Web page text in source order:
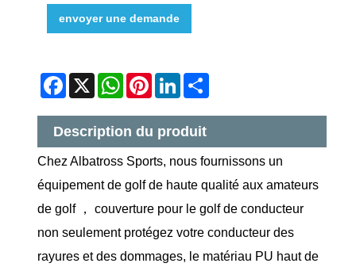
envoyer une demande
Facebook
X WhatsApp
Pinterest
LinkedIn
Description du produit
Chez Albatross Sports, nous fournissons un
équipement de golf de haute qualité aux amateurs
de golf ， couverture pour le golf de conducteur
non seulement protégez votre conducteur des
rayures et des dommages, le matériau PU haut de